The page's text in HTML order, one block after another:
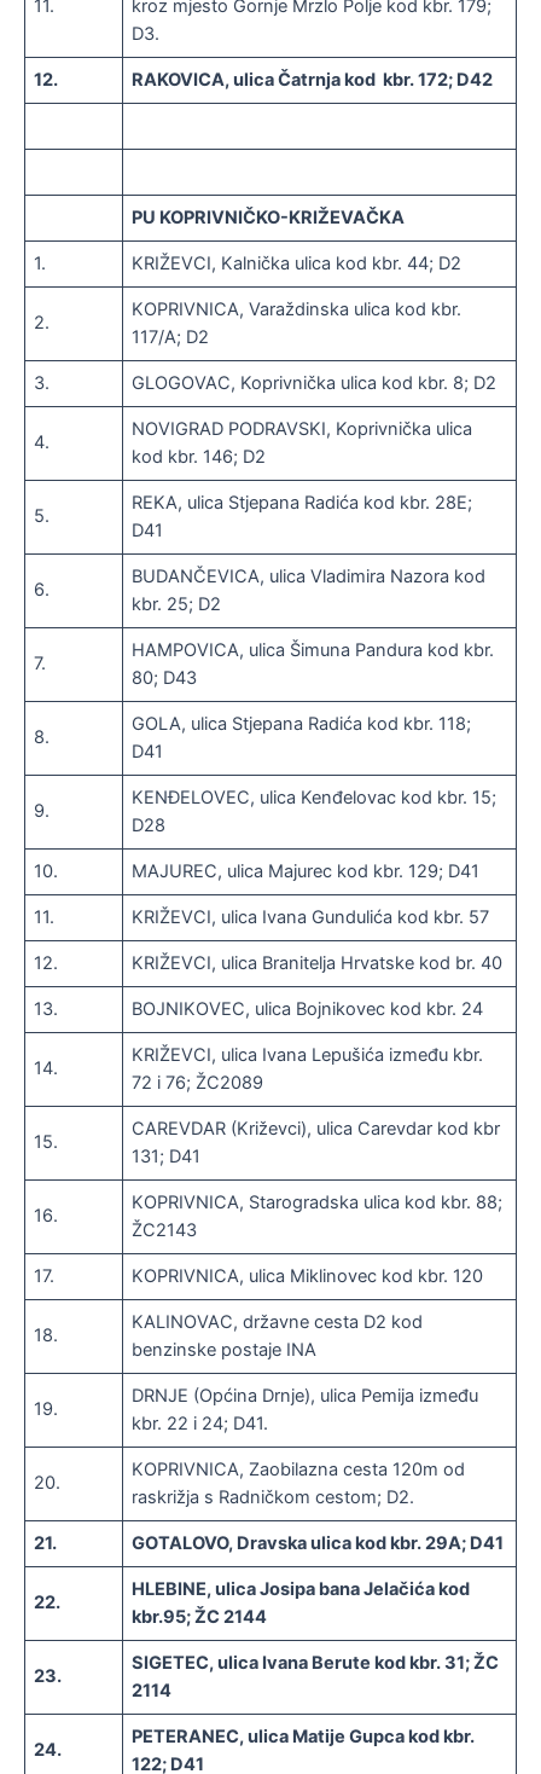
11.
kroz mjesto Gornje Mrzlo Polje kod kbr. 179;
D3.
12. RAKOVICA, ulica Čatrnja kod kbr. 172; D42
PU KOPRIVNIČKO-KRIŽEVAČKA
1. KRIŽEVCI, Kalnička ulica kod kbr. 44; D2
2.
KOPRIVNICA, Varaždinska ulica kod kbr.
117/A; D2
3. GLOGOVAC, Koprivnička ulica kod kbr. 8; D2
4.
NOVIGRAD PODRAVSKI, Koprivnička ulica
kod kbr. 146; D2
5.
REKA, ulica Stjepana Radića kod kbr. 28E;
D41
6.
BUDANČEVICA, ulica Vladimira Nazora kod
kbr. 25; D2
7.
HAMPOVICA, ulica Šimuna Pandura kod kbr.
80; D43
8.
GOLA, ulica Stjepana Radića kod kbr. 118;
D41
9.
KENĐELOVEC, ulica Kenđelovac kod kbr. 15;
D28
10. MAJUREC, ulica Majurec kod kbr. 129; D41
11. KRIŽEVCI, ulica Ivana Gundulića kod kbr. 57
12. KRIŽEVCI, ulica Branitelja Hrvatske kod br. 40
13. BOJNIKOVEC, ulica Bojnikovec kod kbr. 24
14.
KRIŽEVCI, ulica Ivana Lepušića između kbr.
72 i 76; ŽC2089
15.
CAREVDAR (Križevci), ulica Carevdar kod kbr
131; D41
16.
KOPRIVNICA, Starogradska ulica kod kbr. 88;
ŽC2143
17. KOPRIVNICA, ulica Miklinovec kod kbr. 120
18.
KALINOVAC, državne cesta D2 kod
benzinske postaje INA
19.
DRNJE (Općina Drnje), ulica Pemija između
kbr. 22 i 24; D41.
20.
KOPRIVNICA, Zaobilazna cesta 120m od
raskrižja s Radničkom cestom; D2.
21. GOTALOVO, Dravska ulica kod kbr. 29A; D41
22.
HLEBINE, ulica Josipa bana Jelačića kod
kbr.95; ŽC 2144
23.
SIGETEC, ulica Ivana Berute kod kbr. 31; ŽC
2114
24.
PETERANEC, ulica Matije Gupca kod kbr.
122; D41